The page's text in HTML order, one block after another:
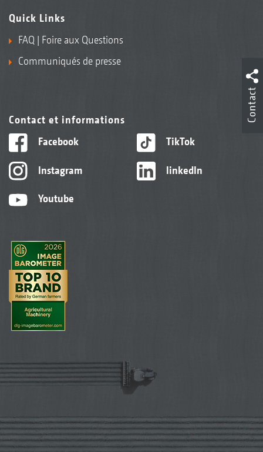
Quick Links
FAQ | Foire aux Questions
Communiqués de presse
Contact et informations
Facebook
Instagram
Youtube
TikTok
linkedIn
Contact